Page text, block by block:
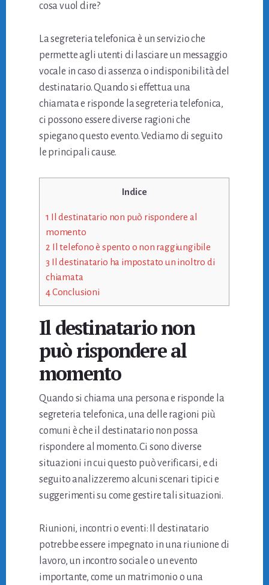
cosa vuol dire?
La segreteria telefonica è un servizio che
permette agli utenti di lasciare un messaggio
vocale in caso di assenza o indisponibilità del
destinatario. Quando si effettua una
chiamata e risponde la segreteria telefonica,
ci possono essere diverse ragioni che
spiegano questo evento. Vediamo di seguito
le principali cause.
Indice
1
Il destinatario non può rispondere al
momento
2 Il telefono è spento o non raggiungibile
3 Il destinatario ha impostato un inoltro di
chiamata
4Conclusioni
Il destinatario non
può rispondere al
momento
Quando si chiama una persona e risponde la
segreteria telefonica, una delle ragioni più
comuni è che il destinatario non possa
rispondere al momento. Ci sono diverse
situazioni in cui questo può verificarsi, e di
seguito analizzeremo alcuni scenari tipici e
suggerimenti su come gestire tali situazioni.
Riunioni, incontri o eventi: Il destinatario
potrebbe essere impegnato in una riunione di
lavoro, un incontro sociale o un evento
importante, come un matrimonio o una